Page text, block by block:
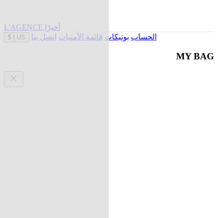
L'AGENCE أخيرًا
US
$ الحساب بوتيكات قائمة الأمنيات اتصل بنا
MY BAG